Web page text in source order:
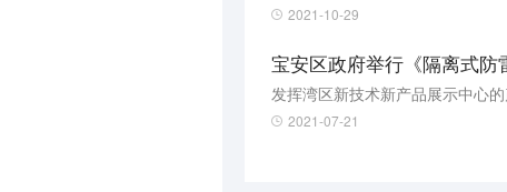
2021-10-29
宝安区政府举行《隔离式
2021-07-21